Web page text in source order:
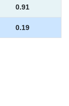
0.91
0.19